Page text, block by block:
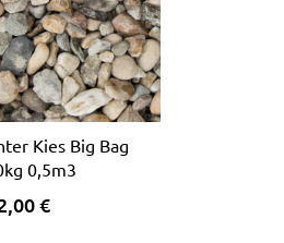
Kies Big Bag
0,5m3
€